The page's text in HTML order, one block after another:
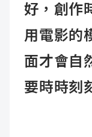
好，創作
用電影的
面才會自
要時時刻